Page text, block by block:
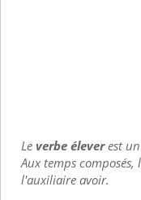
Leverbe éleverest
Aux temps composés,
l'auxiliaire avoir.